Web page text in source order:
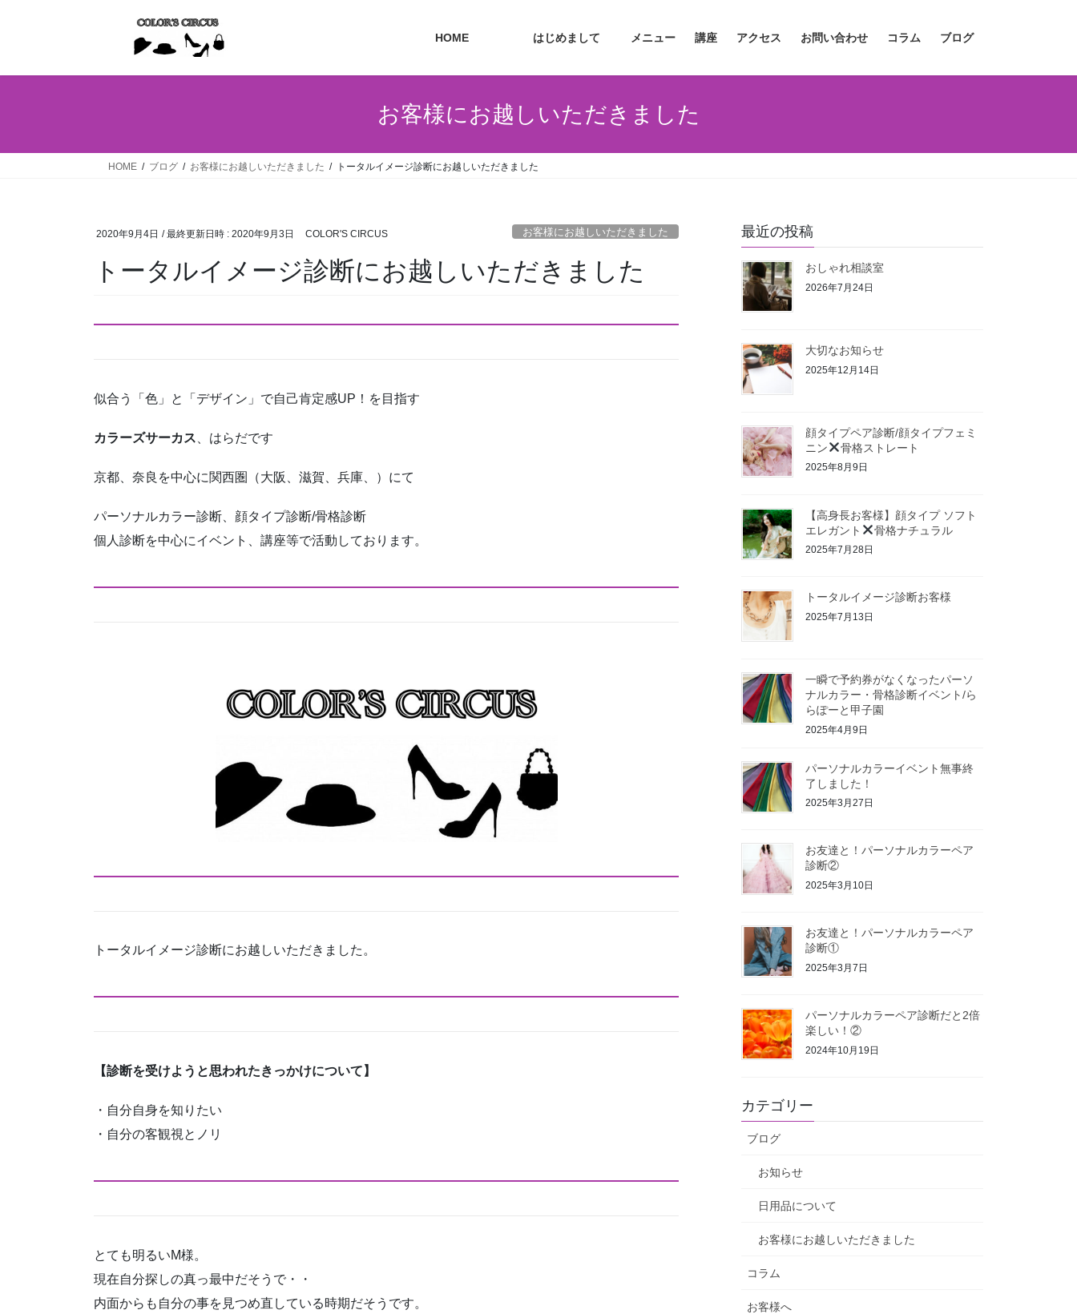
HOME はじめまして メニュー 講座 アクセス お問い合わせ コラム ブログ
お客様にお越しいただきました
HOME ブログ お客様にお越しいただきました トータルイメージ診断にお越しいただきました
2020年9月4日 / 最終更新日時 : 2020年9月3日 COLOR'S CIRCUS お客様にお越しいただきました
トータルイメージ診断にお越しいただきました
似合う「色」と「デザイン」で自己肯定感UP！を目指す
カラーズサーカス 、はらだです
京都、奈良を中心に関西圏（大阪、滋賀、兵庫、）にて
パーソナルカラー診断、顔タイプ診断/骨格診断
個人診断を中心にイベント、講座等で活動しております。
トータルイメージ診断にお越しいただきました。
【診断を受けようと思われたきっかけについて】
・自分自身を知りたい
・自分の客観視とノリ
とても明るいM様。
現在自分探しの真っ最中だそうで・・
内面からも自分の事を見つめ直している時期だそうです。
最近の投稿
おしゃれ相談室
2026年7月24日
大切なお知らせ
2025年12月14日
顔タイプペア診断/顔タイプフェミ
ニン
骨格ストレート
2025年8月9日
【高身長お客様】顔タイプ ソフト
エレガント
骨格ナチュラル
2025年7月28日
トータルイメージ診断お客様
2025年7月13日
一瞬で予約券がなくなったパーソ
ナルカラー・骨格診断イベント/ら
らぽーと甲子園
2025年4月9日
パーソナルカラーイベント無事終
了しました！
2025年3月27日
お友達と！パーソナルカラーペア
診断②
2025年3月10日
お友達と！パーソナルカラーペア
診断①
2025年3月7日
パーソナルカラーペア診断だと2倍
楽しい！②
2024年10月19日
カテゴリー
ブログ
お知らせ
日用品について
お客様にお越しいただきました
コラム
お客様へ